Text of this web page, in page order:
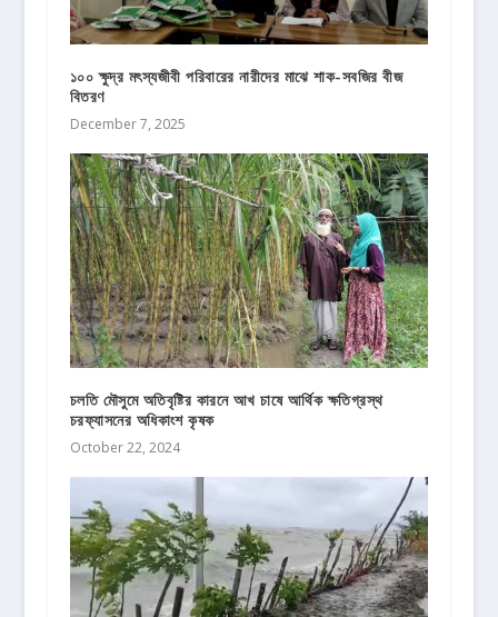
১০০ ক্ষুদ্র মৎস্যজীবী পরিবারের নারীদের মাঝে শাক-সবজির বীজ
বিতরণ
December 7, 2025
চলতি মৌসুমে অতিবৃষ্টির কারনে আখ চাষে আর্থিক ক্ষতিগ্রস্থ
চরফ্যাসনের অধিকাংশ কৃষক
October 22, 2024